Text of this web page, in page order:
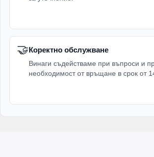
🤝Коректно обслужване
Винаги съдействаме при въпроси и
необходимост от връщане в срок от